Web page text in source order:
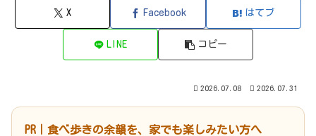
X Facebook はてブ
LINE コピー
2026.07.08 2026.07.31
PR｜食べ歩きの余韻を、家でも楽しみたい方へ